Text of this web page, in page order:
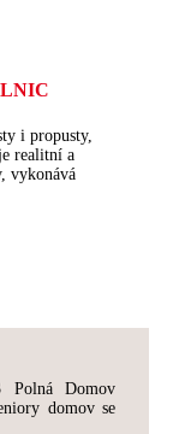
i propusty,
realitní a
vykonává
Polná Domov
domov se